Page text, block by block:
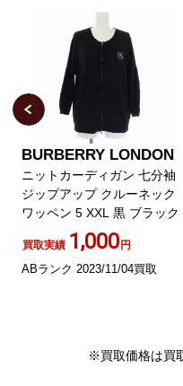
BURBERRY LONDON
ニットカーディガン 七分袖
ジップアップ クルーネック
ワッペン 5 XXL 黒 ブラック
買取実績 1,000円
ABランク 2023/11/04買取
※買取価格は買